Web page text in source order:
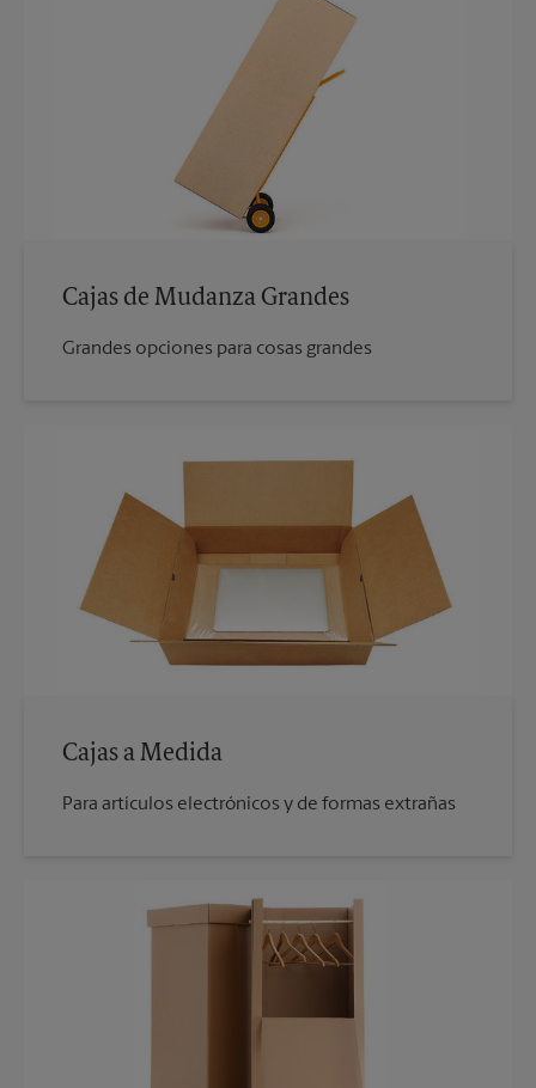
Cajas de Mudanza Grandes
Grandes opciones para cosas grandes
Cajas a Medida
Para artículos electrónicos y de formas extrañas